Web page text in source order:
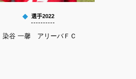
選手2022
染谷 一馨 アリーバＦＣ